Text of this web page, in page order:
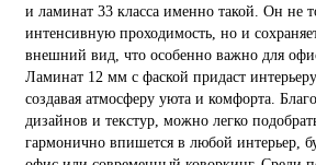
и ламинат 33 класса именно такой. Он не
интенсивную проходимость, но и
внешний вид, что особенно важно для
Ламинат 12 мм с фаской придаст интерьеру
создавая атмосферу уюта и комфорта.
дизайнов и текстур, можно легко
гармонично впишется в любой интерьер,